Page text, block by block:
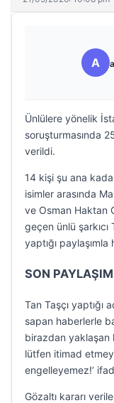
A
Ünlülere yönelik
soruşturmasında
verildi.
14 kişi şu ana
isimler arasında
ve Osman Haktan
geçen ünlü şarkıcı
yaptığı paylaşımla
SON
Tan Taşçı yaptığı
sapan haberlerle
birazdan yaklaşan
lütfen itimad
engelleyemez!’
Gözaltı kararı